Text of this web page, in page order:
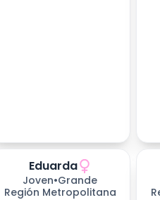
Eduarda
Joven•Grande
Región Metropolitana